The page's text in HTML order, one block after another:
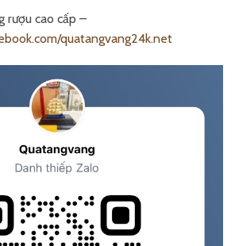
rượu cao cấp –
quatangvang24k.net